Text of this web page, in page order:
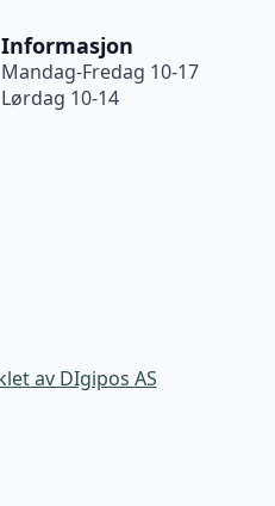
Informasjon
Mandag-Fredag 10-17
Lørdag 10-14
av DIgipos AS